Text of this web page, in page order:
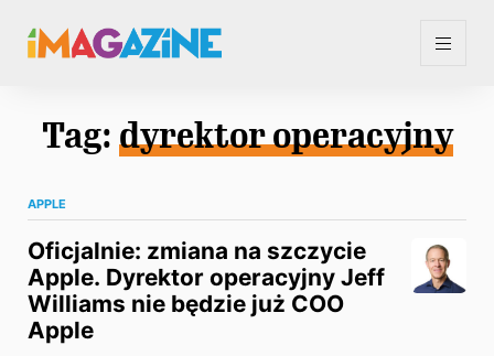
Tag: dyrektor operacyjny
APPLE
Oficjalnie: zmiana na szczycie
Apple. Dyrektor operacyjny Jeff
Williams nie będzie już COO
Apple